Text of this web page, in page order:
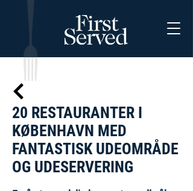
20 RESTAURANTER I
KØBENHAVN MED
FANTASTISK UDEOMRÅDE
OG UDESERVERING